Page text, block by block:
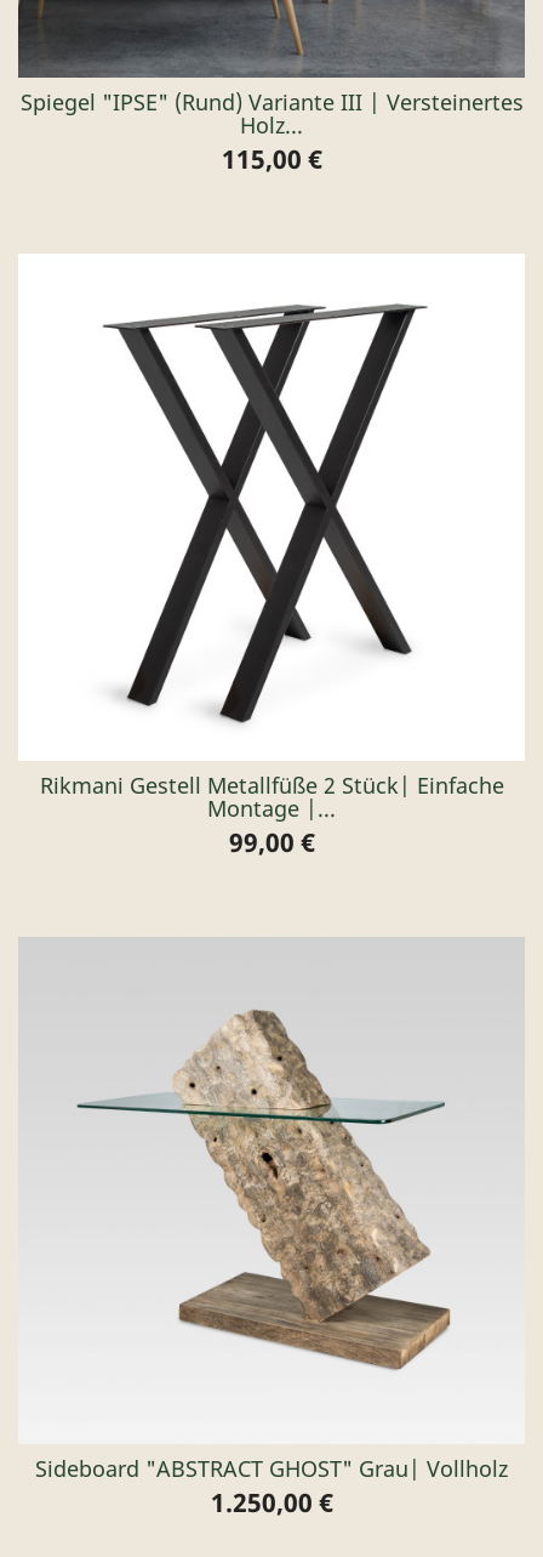
Spiegel "IPSE" (rund) Variante III | Versteinertes
Holz...
Preis
115,00 €
Rikmani Gestell Metallfüße 2 Stück| Einfache
Montage |...
Preis
99,00 €
Sideboard "ABSTRACT GHOST" Grau| Vollholz
Preis
1.250,00 €